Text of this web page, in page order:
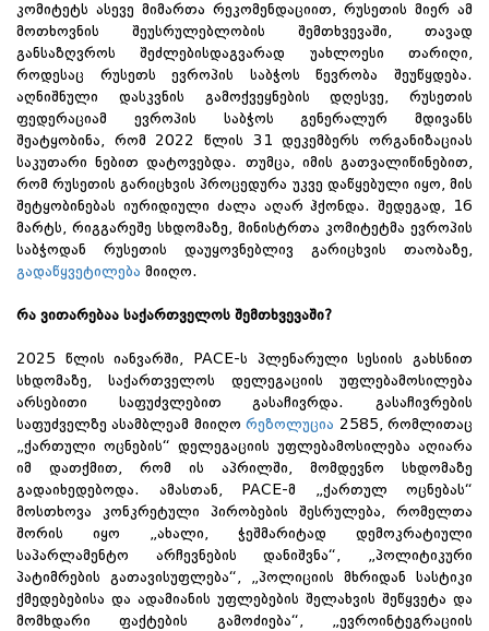
კომიტეტს ასევე მიმართა რეკომენდაციით, რუსეთის მიერ ამ
მოთხოვნის შეუსრულებლობის შემთხვევაში, თავად
განსაზღვროს შეძლებისდაგვარად უახლოესი თარიღი,
როდესაც რუსეთს ევროპის საბჭოს წევრობა შეუწყდება.
აღნიშნული დასკვნის გამოქვეყნების დღესვე, რუსეთის
ფედერაციამ ევროპის საბჭოს გენერალურ მდივანს
შეატყობინა, რომ 2022 წლის 31 დეკემბერს ორგანიზაციას
საკუთარი ნებით დატოვებდა. თუმცა, იმის გათვალიწინებით,
რომ რუსეთის გარიცხვის პროცედურა უკვე დაწყებული იყო, მის
შეტყობინებას იურიდიული ძალა აღარ ჰქონდა. შედეგად, 16
მარტს, რიგგარეშე სხდომაზე, მინისტრთა კომიტეტმა ევროპის
საბჭოდან რუსეთის დაუყოვნებლივ გარიცხვის თაობაზე,
გადაწყვეტილება მიიღო.
რა ვითარებაა საქართველოს შემთხვევაში?
2025 წლის იანვარში, PACE-ს პლენარული სესიის გახსნით
სხდომაზე, საქართველოს დელეგაციის უფლებამოსილება
არსებითი საფუძვლებით გასაჩივრდა. გასაჩივრების
საფუძველზე ასამბლეამ მიიღორეზოლუცია 2585, რომლითაც
„ქართული ოცნების“ დელეგაციის უფლებამოსილება აღიარა
იმ დათქმით, რომ ის აპრილში, მომდევნო სხდომაზე
გადაიხედებოდა. ამასთან, PACE-მ „ქართულ ოცნებას“
მოსთხოვა კონკრეტული პირობების შესრულება, რომელთა
შორის იყო „ახალი, ჭეშმარიტად დემოკრატიული
საპარლამენტო არჩევნების დანიშვნა“, „პოლიტიკური
პატიმრების გათავისუფლება“, „პოლიციის მხრიდან სასტიკი
ქმედებებისა და ადამიანის უფლებების შელახვის შეწყვეტა და
მომხდარი ფაქტების გამოძიება“, „ევროინტეგრაციის